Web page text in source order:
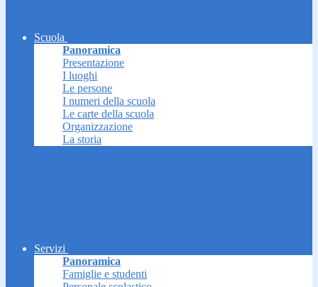
Scuola
Panoramica
Presentazione
I luoghi
Le persone
I numeri della scuola
Le carte della scuola
Organizzazione
La storia
Servizi
Panoramica
Famiglie e studenti